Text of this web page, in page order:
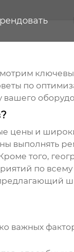
по
вашего
?
цены и
выполнять
того,
по
важных